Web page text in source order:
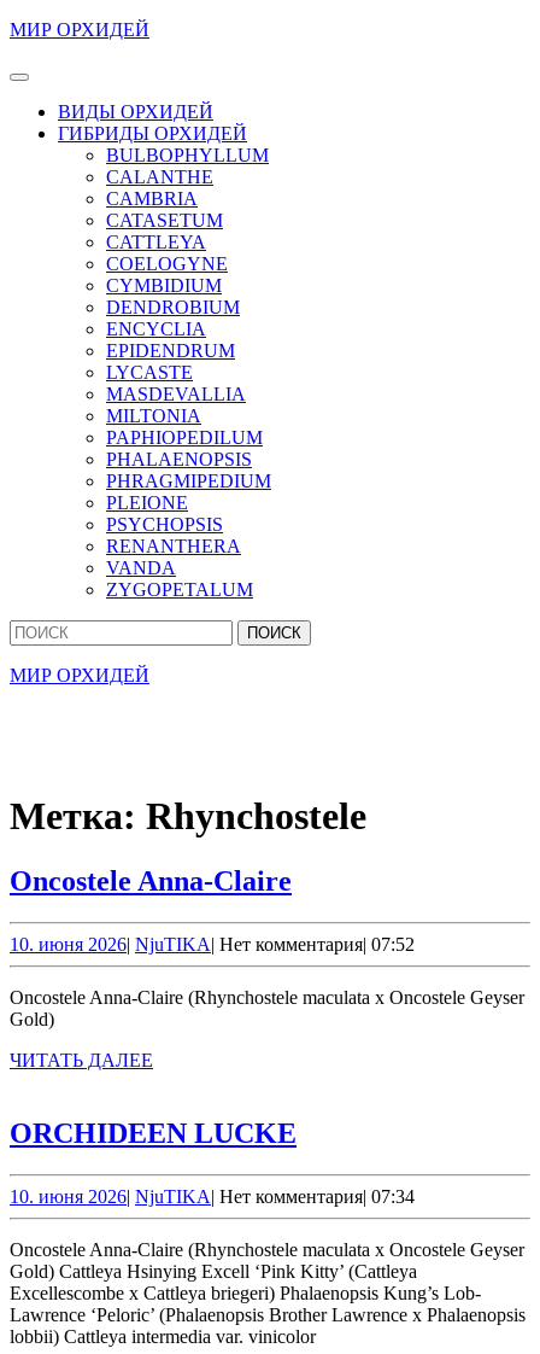
Перейти
содержимому
содержимому
МИР ОРХИДЕЙ
Кнопка
ОткрытьВИДЫ ОРХИДЕЙ
ГИБРИДЫ ОРХИДЕЙ
BULBOPHYLLUM
CALANTHE
CAMBRIA
CATASETUM
CATTLEYA
COELOGYNE
CYMBIDIUM
DENDROBIUM
ENCYCLIA
EPIDENDRUM
LYCASTE
MASDEVALLIA
MILTONIA
PAPHIOPEDILUM
PHALAENOPSIS
PHRAGMIPEDIUM
PLEIONE
PSYCHOPSIS
RENANTHERA
VANDA
ZYGOPETALUM
Кнопка
Закрыть
Найти:
МИР ОРХИДЕЙ
Метка: Rhynchostele
Oncostele Anna-Claire
Claire
10. июня 202610.
июня
2026
| NjuTIKANjuTIKA
| Нет комментария| 07:52
Oncostele Anna-Claire (Rhynchostele maculata x Oncostele Geyser
Gold)
ЧИТАТЬ ДАЛЕЕ
ORCHIDEEN LUCKE
10. июня 202610.
июня
2026
| NjuTIKANjuTIKA
| Нет комментария| 07:34
Oncostele Anna-Claire (Rhynchostele maculata x Oncostele Geyser
Gold) Cattleya Hsinying Excell ‘Pink Kitty’ (Cattleya
Excellescombe x Cattleya briegeri) Phalaenopsis Kung’s Lob-
Lawrence ‘Peloric’ (Phalaenopsis Brother Lawrence x Phalaenopsis
lobbii) Cattleya intermedia var. vinicolor